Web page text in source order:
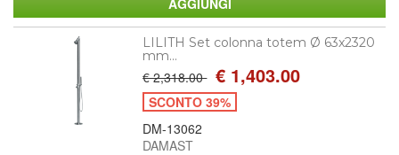
LILITH Set colonna totem Ø 63x2320
mm...
€ 2,318.00 € 1,403.00
SCONTO 39%
DM-13062
DAMAST